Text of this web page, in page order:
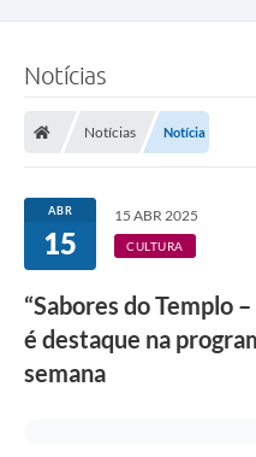
Notícias
Notícias Notícia
ABR
15
15 ABR 2025
CULTURA
“Sabores do Templo
é destaque na
semana